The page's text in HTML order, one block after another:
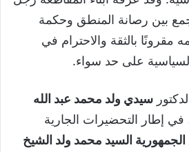
بين رصانة المنطق وحكمة
بالثقة والاحترام في
على حد سواء.
سيدي ولد محمد عبد الله
في إطار التحضيرات الجارية
السيد محمد ولد الشيخ